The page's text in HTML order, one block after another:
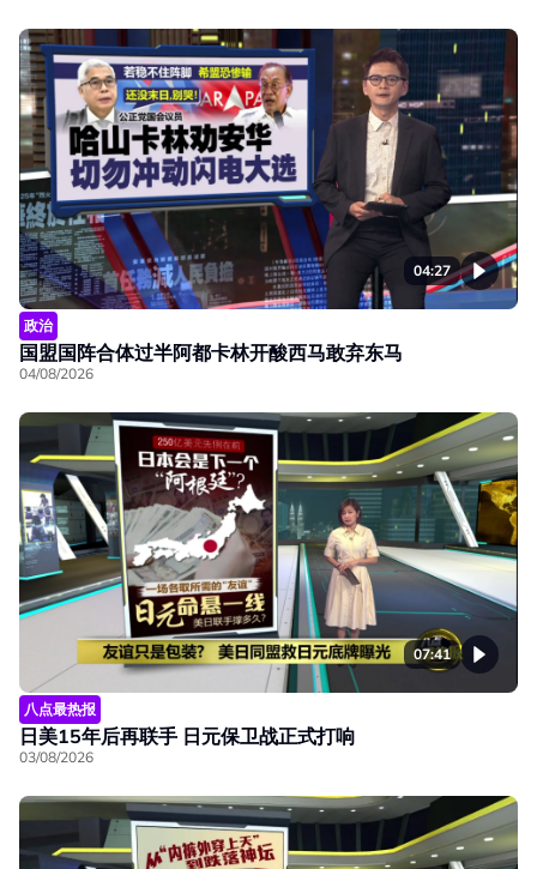
04:27
政治
国盟国阵合体过半阿都卡林开酸西马敢弃东马
04/08/2026
07:41
八点最热报
日美15年后再联手 日元保卫战正式打响
03/08/2026